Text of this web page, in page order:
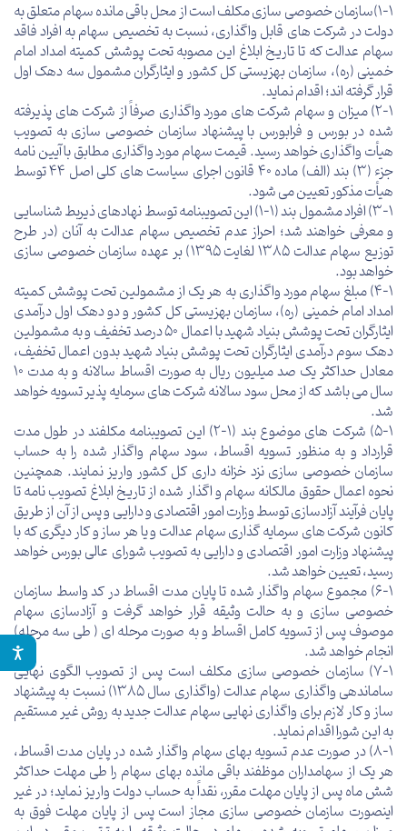
1-1)سازمان خصوصی سازی مکلف است از محل باقی مانده سهام متعلق به
دولت در شرکت های قابل واگذاری، نسبت به تخصیص سهام به افراد فاقد
سهام عدالت که تا تاریخ ابلاغ این مصوبه تحت پوشش کمیته امداد امام
خمینی (ره)، سازمان بهزیستی کل کشور و ایثارگران مشمول سه دهک اول
قرار گرفته اند؛ اقدام نماید.
2-1) میزان و سهام شرکت های مورد واگذاری صرفاً از شرکت های پذیرفته
شده در بورس و فرابورس با پیشنهاد سازمان خصوصی سازی به تصویب
هیأت واگذاری خواهد رسید. قیمت سهام مورد واگذاری مطابق با آیین نامه
جزء (3) بند (الف) ماده 40 قانون اجرای سیاست های کلی اصل 44 توسط
هیأت مذکور تعیین می شود.
3-1) افراد مشمول بند (1-1) این تصویبنامه توسط نهادهای ذیربط شناسایی
و معرفی خواهند شد؛ احراز عدم تخصیص سهام عدالت به آنان (در طرح
توزیع سهام عدالت 1385 لغایت 1395) بر عهده سازمان خصوصی سازی
خواهد بود.
4-1) مبلغ سهام مورد واگذاری به هر یک از مشمولین تحت پوشش کمیته
امداد امام خمینی (ره)، سازمان بهزیستی کل کشور و دو دهک اول درآمدی
ایثارگران تحت پوشش بنیاد شهید با اعمال 50 درصد تخفیف و به مشمولین
دهک سوم درآمدی ایثارگران تحت پوشش بنیاد شهید بدون اعمال تخفیف،
معادل حداکثر یک صد میلیون ریال به صورت اقساط سالانه و به مدت 10
سال می باشد که از محل سود سالانه شرکت های سرمایه پذیر تسویه خواهد
شد.
5-1) شرکت های موضوع بند (1-2) این تصویبنامه مکلفند در طول مدت
قرارداد و به منظور تسویه اقساط، سود سهام واگذار شده را به حساب
سازمان خصوصی سازی نزد خزانه داری کل کشور واریز نمایند. همچنین
نحوه اعمال حقوق مالکانه سهام و اگذار شده از تاریخ ابلاغ تصویب نامه تا
پایان فرآیند آزادسازی توسط وزارت امور اقتصادی و دارایی و پس از آن از طریق
کانون شرکت های سرمایه گذاری سهام عدالت و یا هر ساز و کار دیگری که با
پیشنهاد وزارت امور اقتصادی و دارایی به تصویب شورای عالی بورس خواهد
رسید، تعیین خواهد شد.
6-1) مجموع سهام واگذار شده تا پایان مدت اقساط در کد واسط سازمان
خصوصی سازی و به حالت وثیقه قرار خواهد گرفت و آزادسازی سهام
موصوف پس از تسویه کامل اقساط و به صورت مرحله ای ( طی سه مرحله)
انجام خواهد شد.
7-1) سازمان خصوصی سازی مکلف است پس از تصویب الگوی نهایی
ساماندهی واگذاری سهام عدالت (واگذاری سال 1385) نسبت به پیشنهاد
ساز و کار لازم برای واگذاری نهایی سهام عدالت جدید به روش غیر مستقیم
به این شورا اقدام نماید.
8-1) در صورت عدم تسویه بهای سهام واگذار شده در پایان مدت اقساط،
هر یک از سهامداران موظفند باقی مانده بهای سهام را طی مهلت حداکثر
شش ماه پس از پایان مهلت مقرر، نقداً به حساب دولت واریز نماید؛ در غیر
اینصورت سازمان خصوصی سازی مجاز است پس از پایان مهلت فوق به